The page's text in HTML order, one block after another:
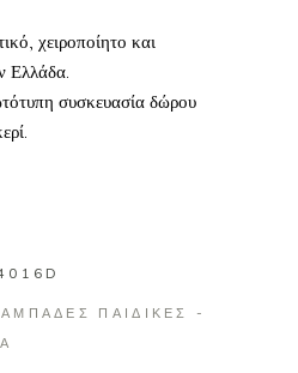
χειροποίητο και
Ελλάδα.
συσκευασία δώρου
ΠΑΙΔΙΚΕΣ -